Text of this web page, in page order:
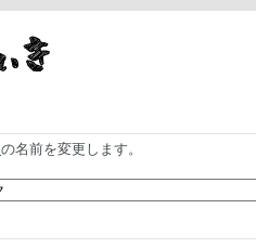
の名前を変更します。